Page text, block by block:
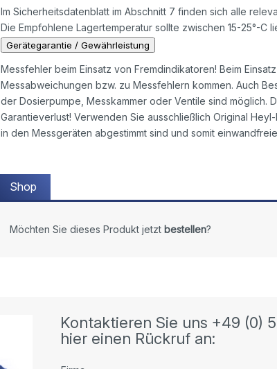
Im Sicherheitsdatenblatt im Abschnitt 7 finden sich alle
Die Empfohlene Lagertemperatur sollte zwischen 15-25°-C
Gerätegarantie / Gewährleistung
Messfehler beim Einsatz von Fremdindikatoren! Beim
Messabweichungen bzw. zu Messfehlern kommen. Auch
der Dosierpumpe, Messkammer oder Ventile sind möglich.
Garantieverlust! Verwenden Sie ausschließlich Original
in den Messgeräten abgestimmt sind und somit
Shop
Möchten Sie dieses Produkt jetzt bestellen?
Kontaktieren Sie uns +49 (0)
hier einen Rückruf an: